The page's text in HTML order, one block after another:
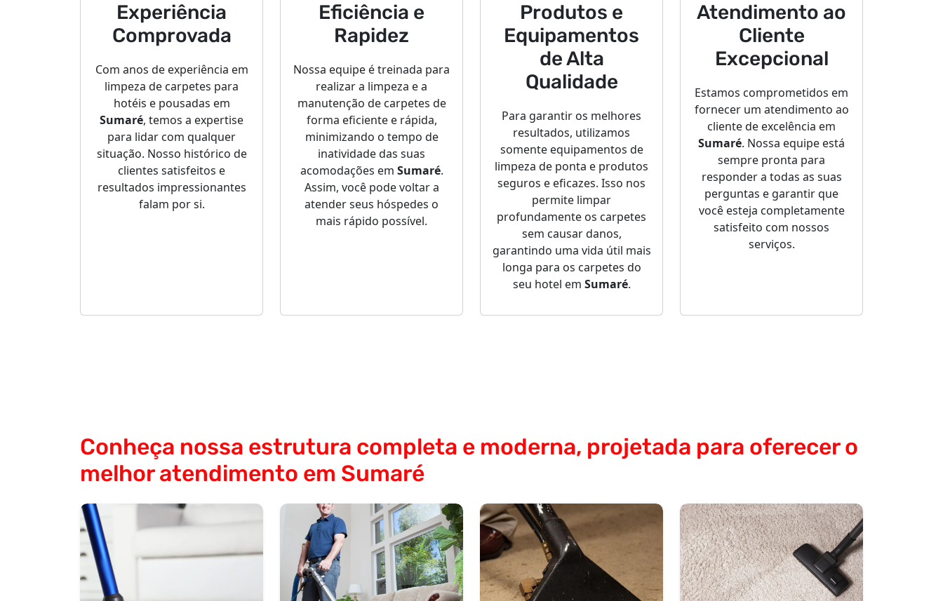
Experiência
Comprovada
Com anos de experiência em
limpeza de carpetes para
hotéis e pousadas em
Sumaré, temos a expertise
para lidar com qualquer
situação. Nosso histórico de
clientes satisfeitos e
resultados impressionantes
falam por si.
Eficiência e
Rapidez
Nossa equipe é treinada para
realizar a limpeza e a
manutenção de carpetes de
forma eficiente e rápida,
minimizando o tempo de
inatividade das suas
acomodações em Sumaré.
Assim, você pode voltar a
atender seus hóspedes o
mais rápido possível.
Produtos e
Equipamentos
de Alta
Qualidade
Para garantir os melhores
resultados, utilizamos
somente equipamentos de
limpeza de ponta e produtos
seguros e eficazes. Isso nos
permite limpar
profundamente os carpetes
sem causar danos,
garantindo uma vida útil mais
longa para os carpetes do
seu hotel em Sumaré.
Atendimento ao
Cliente
Excepcional
Estamos comprometidos em
fornecer um atendimento ao
cliente de excelência em
Sumaré. Nossa equipe está
sempre pronta para
responder a todas as suas
perguntas e garantir que
você esteja completamente
satisfeito com nossos
serviços.
Conheça nossa estrutura completa e moderna, projetada para oferecer o
melhor atendimento em Sumaré